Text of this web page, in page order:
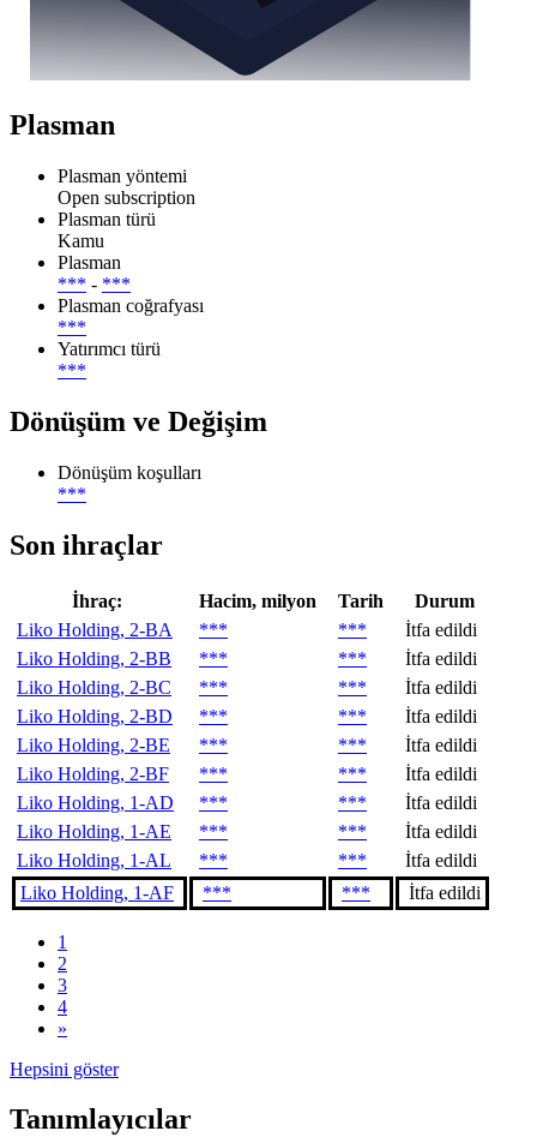
Plasman
Plasman yöntemi
Open subscription
Plasman türü
Kamu
Plasman
*** - ***
Plasman coğrafyası
***
Yatırımcı türü
***
Dönüşüm ve Değişim
Dönüşüm koşulları
***
Son ihraçlar
İhraç: Hacim, milyon Tarih
Durum
Liko Holding, 2-BA
*** ***
İtfa edildi
Liko Holding, 2-BB
*** ***
İtfa edildi
Liko Holding, 2-BC
*** ***
İtfa edildi
Liko Holding, 2-BD
*** ***
İtfa edildi
Liko Holding, 2-BE
*** ***
İtfa edildi
Liko Holding, 2-BF
*** ***
İtfa edildi
Liko Holding, 1-AD
*** ***
İtfa edildi
Liko Holding, 1-AE
*** ***
İtfa edildi
Liko Holding, 1-AL
*** ***
İtfa edildi
Liko Holding, 1-AF
*** *** İtfa edildi
1
2
3
4
»
Hepsini göster
Tanımlayıcılar